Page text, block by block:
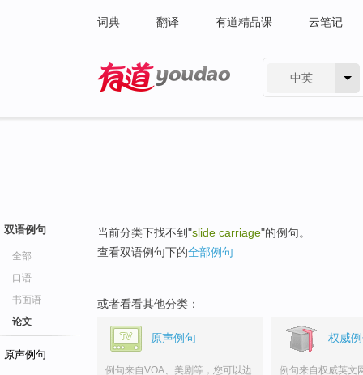
词典 翻译 有道精品课 云笔记
中英
双语例句
全部
口语
书面语
论文
原声例句
当前分类下找不到"slide carriage"的例句。
查看双语例句下的全部例句
或者看看其他分类：
原声例句
例句来自VOA、美剧等，您可以边
权威
例句来自权威英文